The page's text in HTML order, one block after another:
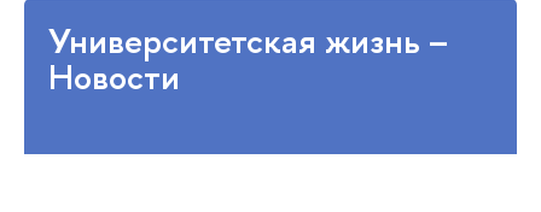
Университетская жизнь –
Новости